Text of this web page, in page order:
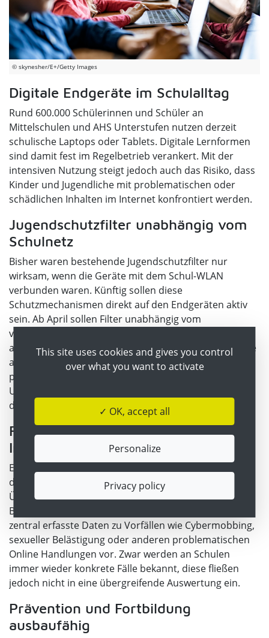
© skynesher/E+/Getty Images
Digitale Endgeräte im Schulalltag
Rund 600.000 Schülerinnen und Schüler an
Mittelschulen und AHS Unterstufen nutzen derzeit
schulische Laptops oder Tablets. Digitale Lernformen
sind damit fest im Regelbetrieb verankert. Mit der
intensiven Nutzung steigt jedoch auch das Risiko, dass
Kinder und Jugendliche mit problematischen oder
schädlichen Inhalten im Internet konfrontiert werden.
Jugendschutzfilter unabhängig vom
Schulnetz
Bisher waren bestehende Jugendschutzfilter nur
wirksam, wenn die Geräte mit dem Schul-WLAN
verbunden waren. Künftig sollen diese
Schutzmechanismen direkt auf den Endgeräten aktiv
sein. Ab April sollen Filter unabhängig vom
verwendeten Netzwerk greifen und damit auch
außerhalb der Schule funktionieren. Ziel ist es, Zugriffe
auf radikale, verstörende, sexistische oder
pornografische Inhalte zu blockieren. Die technische
Umsetzung erfolgt zentral und wird automatisiert auf
die Geräte übertragen.
Fehlender Überblick über
Internetvorfälle
Ein aktueller Prüfbericht des Rechnungshofes zeigt,
dass es an Schulen bislang keinen systematischen
Überblick über Internetgefahren gibt. Weder auf
Bundes noch auf Landesebene liegen verlässliche,
zentral erfasste Daten zu Vorfällen wie Cybermobbing,
sexueller Belästigung oder anderen problematischen
Online Handlungen vor. Zwar werden an Schulen
immer wieder konkrete Fälle bekannt, diese fließen
jedoch nicht in eine übergreifende Auswertung ein.
Prävention und Fortbildung
ausbaufähig
This site uses cookies and gives you control
over what you want to activate
✓ OK, accept all
Personalize
Privacy policy